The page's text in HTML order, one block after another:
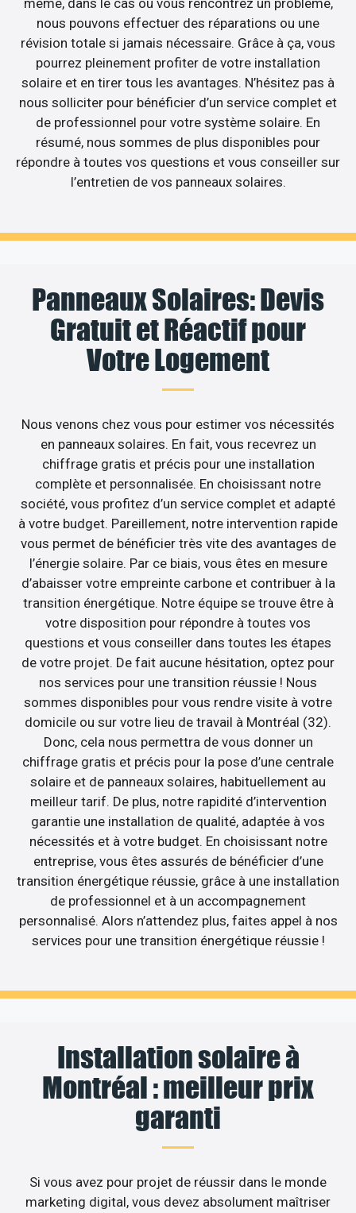
même, dans le cas où vous rencontrez un problème,
nous pouvons effectuer des réparations ou une
révision totale si jamais nécessaire. Grâce à ça, vous
pourrez pleinement profiter de votre installation
solaire et en tirer tous les avantages. N’hésitez pas à
nous solliciter pour bénéficier d’un service complet et
de professionnel pour votre système solaire. En
résumé, nous sommes de plus disponibles pour
répondre à toutes vos questions et vous conseiller sur
l’entretien de vos panneaux solaires.
Panneaux Solaires: Devis
Gratuit et Réactif pour
Votre Logement
Nous venons chez vous pour estimer vos nécessités
en panneaux solaires. En fait, vous recevrez un
chiffrage gratis et précis pour une installation
complète et personnalisée. En choisissant notre
société, vous profitez d’un service complet et adapté
à votre budget. Pareillement, notre intervention rapide
vous permet de bénéficier très vite des avantages de
l’énergie solaire. Par ce biais, vous êtes en mesure
d’abaisser votre empreinte carbone et contribuer à la
transition énergétique. Notre équipe se trouve être à
votre disposition pour répondre à toutes vos
questions et vous conseiller dans toutes les étapes
de votre projet. De fait aucune hésitation, optez pour
nos services pour une transition réussie ! Nous
sommes disponibles pour vous rendre visite à votre
domicile ou sur votre lieu de travail à Montréal (32).
Donc, cela nous permettra de vous donner un
chiffrage gratis et précis pour la pose d’une centrale
solaire et de panneaux solaires, habituellement au
meilleur tarif. De plus, notre rapidité d’intervention
garantie une installation de qualité, adaptée à vos
nécessités et à votre budget. En choisissant notre
entreprise, vous êtes assurés de bénéficier d’une
transition énergétique réussie, grâce à une installation
de professionnel et à un accompagnement
personnalisé. Alors n’attendez plus, faites appel à nos
services pour une transition énergétique réussie !
Installation solaire à
Montréal : meilleur prix
garanti
Si vous avez pour projet de réussir dans le monde
marketing digital, vous devez absolument maîtriser